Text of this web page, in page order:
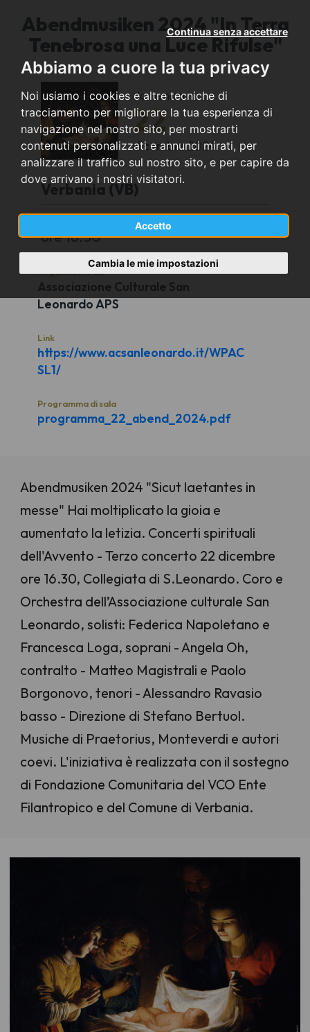
Abbiamo a cuore la tua privacy
Noi usiamo i cookies e altre tecniche di
tracciamento per migliorare la tua esperienza di
navigazione nel nostro sito, per mostrarti
contenuti personalizzati e annunci mirati, per
analizzare il traffico sul nostro sito, e per capire da
dove arrivano i nostri visitatori.
Accetto
Continua senza accettare
Cambia le mie impostazioni
Abendmusiken 2024 "In Terra
Tenebrosa una Luce Rifulse"
domenica
22
dicembre2024
Verbania (VB)
Collegiata San Leonardo, Verbania Pallanza
ore 16.30
Organizzato da
Associazione Culturale San
Leonardo APS
Link
https://www.acsanleonardo.it/WPAC
SL1/
Programma di sala
programma_22_abend_2024.pdf
Abendmusiken 2024 "Sicut laetantes in
messe" Hai moltiplicato la gioia e
aumentato la letizia. Concerti spirituali
dell'Avvento - Terzo concerto 22 dicembre
ore 16.30, Collegiata di S.Leonardo. Coro e
Orchestra dell’Associazione culturale San
Leonardo, solisti: Federica Napoletano e
Francesca Loga, soprani - Angela Oh,
contralto - Matteo Magistrali e Paolo
Borgonovo, tenori - Alessandro Ravasio
basso - Direzione di Stefano Bertuol.
Musiche di Praetorius, Monteverdi e autori
coevi. L'iniziativa è realizzata con il sostegno
di Fondazione Comunitaria del VCO Ente
Filantropico e del Comune di Verbania.